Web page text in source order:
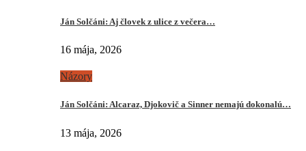
Ján Solčáni: Aj človek z ulice z večera…
16 mája, 2026
Názory
Ján Solčáni: Alcaraz, Djokovič a Sinner nemajú dokonalú…
13 mája, 2026